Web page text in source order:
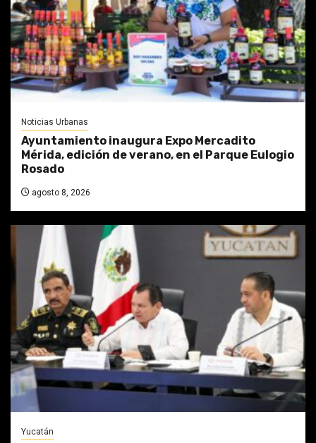
Noticias Urbanas
Ayuntamiento inaugura Expo Mercadito
Mérida, edición de verano, en el Parque Eulogio
Rosado
agosto 8, 2026
Yucatán